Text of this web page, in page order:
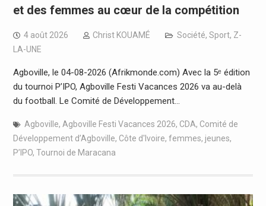
et des femmes au cœur de la compétition
4 août 2026 Christ KOUAMÉ Société, Sport, Z-
LA-UNE
Agboville, le 04-08-2026 (Afrikmonde.com) Avec la 5ᵉ édition
du tournoi P’IPO, Agboville Festi Vacances 2026 va au-delà
du football. Le Comité de Développement…
Agboville, Agboville Festi Vacances 2026, CDA, Comité de
Développement d’Agboville, Côte d'Ivoire, femmes, jeunes,
P’IPO, Tournoi de Maracana